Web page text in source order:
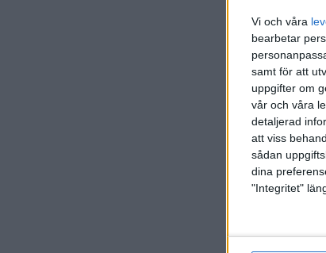
Vi och våra
bearbetar
samt för att
uppgifter om
vår och våra
detaljerad
att viss
sådan
dina
"Integritet" T.
(ass.